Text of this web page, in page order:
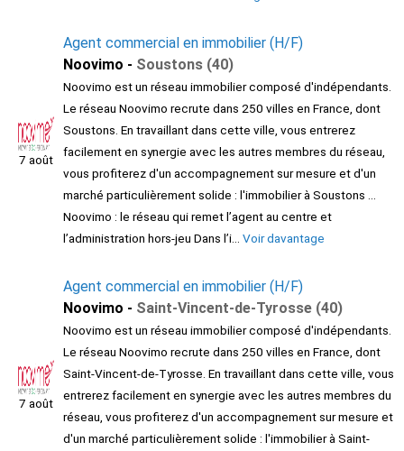
7 août
Agent commercial en immobilier (H/F)
Noovimo - Soustons (40)
Noovimo est un réseau immobilier composé d'indépendants.
Le réseau Noovimo recrute dans 250 villes en France, dont
Soustons. En travaillant dans cette ville, vous entrerez
facilement en synergie avec les autres membres du réseau,
vous profiterez d'un accompagnement sur mesure et d'un
marché particulièrement solide : l'immobilier à Soustons ...
Noovimo : le réseau qui remet l’agent au centre et
l’administration hors-jeu Dans l’i... Voir davantage
7 août
Agent commercial en immobilier (H/F)
Noovimo - Saint-Vincent-de-Tyrosse (40)
Noovimo est un réseau immobilier composé d'indépendants.
Le réseau Noovimo recrute dans 250 villes en France, dont
Saint-Vincent-de-Tyrosse. En travaillant dans cette ville, vous
entrerez facilement en synergie avec les autres membres du
réseau, vous profiterez d'un accompagnement sur mesure et
d'un marché particulièrement solide : l'immobilier à Saint-